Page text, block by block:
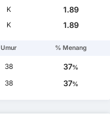
K
1.89
K 1.89
Umur % Menang
38 37%
38 37%